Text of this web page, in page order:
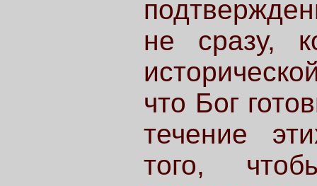
не сразу,
что Бог
течение
того,